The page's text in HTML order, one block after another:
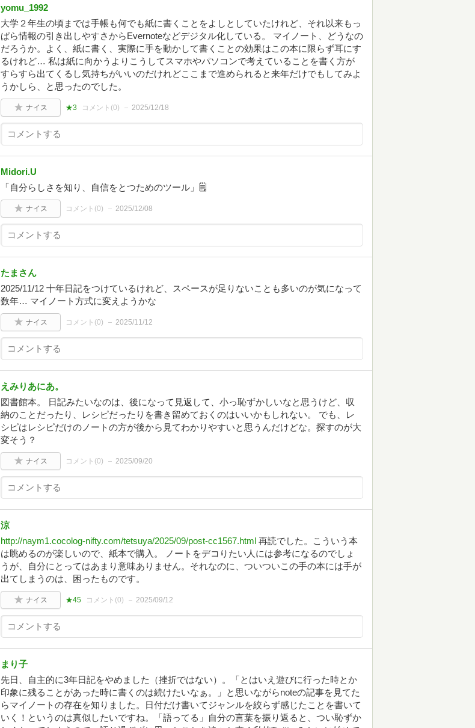
yomu_1992
大学２年生の頃までは手帳も何でも紙に書くことをよしとしていたけれど、それ以来もっ
ぱら情報の引き出しやすさからEvernoteなどデジタル化している。 マイノート、どうなの
だろうか。よく、紙に書く、実際に手を動かして書くことの効果はこの本に限らず耳にす
るけれど… 私は紙に向かうよりこうしてスマホやパソコンで考えていることを書く方が
すらすら出てくるし気持ちがいいのだけれどここまで進められると来年だけでもしてみよ
うかしら、と思ったのでした。
ナイス ★3 コメント(0) 2025/12/18
Midori.U
「自分らしさを知り、自信をとつためのツール」🗒️
ナイス コメント(0) 2025/12/08
たまさん
2025/11/12 十年日記をつけているけれど、スペースが足りないことも多いのが気になって
数年… マイノート方式に変えようかな
ナイス コメント(0) 2025/11/12
えみりあにあ。
図書館本。 日記みたいなのは、後になって見返して、小っ恥ずかしいなと思うけど、収
納のことだったり、レシピだったりを書き留めておくのはいいかもしれない。 でも、レ
シピはレシピだけのノートの方が後から見てわかりやすいと思うんだけどな。探すのが大
変そう？
ナイス コメント(0) 2025/09/20
涼
http://naym1.cocolog-nifty.com/tetsuya/2025/09/post-cc1567.html 再読でした。こういう本
は眺めるのが楽しいので、紙本で購入。 ノートをデコりたい人には参考になるのでしょ
うが、自分にとってはあまり意味ありません。それなのに、ついついこの手の本には手が
出てしまうのは、困ったものです。
ナイス ★45 コメント(0) 2025/09/12
まり子
先日、自主的に3年日記をやめました（挫折ではない）。「とはいえ遊びに行った時とか
印象に残ることがあった時に書くのは続けたいなぁ。」と思いながらnoteの記事を見てた
らマイノートの存在を知りました。日付だけ書いてジャンルを絞らず感じたことを書いて
いく！というのは真似したいですね。「語ってる」自分の言葉を振り返ると、つい恥ずか